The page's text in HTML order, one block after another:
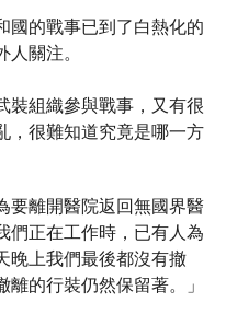
國的戰事已到了白熱化的
關注。
裝組織參與戰事，又有很
，很難知道究竟是哪一方
要離開醫院返回無國界醫
們正在工作時，已有人為
晚上我們最後都沒有撤
的行裝仍然保留著。」